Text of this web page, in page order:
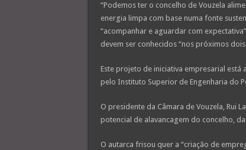
“Podemos ter o concelho de Vouzela
energia limpa com base numa fonte
“acompanhar e aguardar com
devem ser conhecidos “nos próximos dois
Este projeto de iniciativa empresarial está
pelo Instituto Superior de Engenharia do
O presidente da Câmara de Vouzela, Rui
potencial de alavancagem do concelho,
O autarca frisou quer a “criação de